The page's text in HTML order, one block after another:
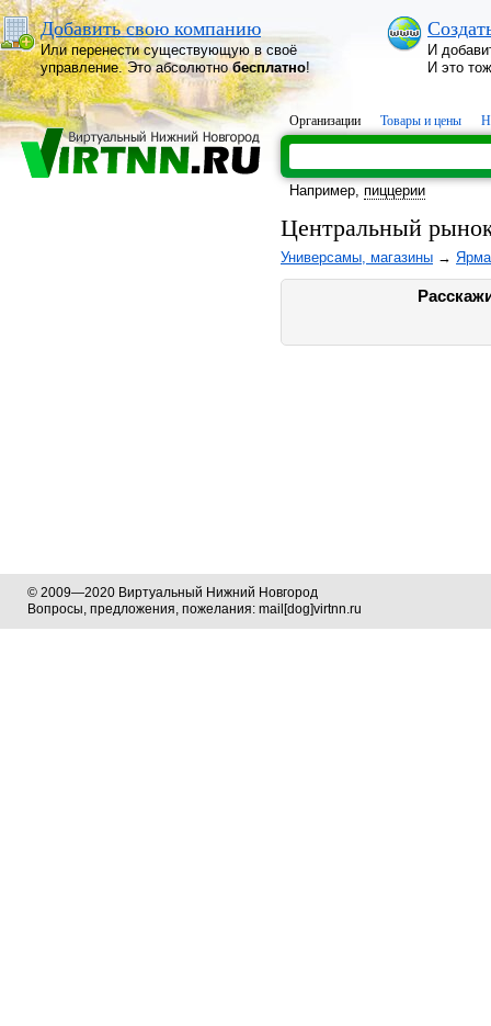
Добавить свою компанию
Или перенести существующую в своё
управление. Это абсолютнобесплатно!
И
И это
Организации Товары и цены
Например, пиццерии
Центральный
Универсамы, магазины →
© 2009—2020 Виртуальный Нижний Новгород
Вопросы, предложения, пожелания: mail[dog]virtnn.ru